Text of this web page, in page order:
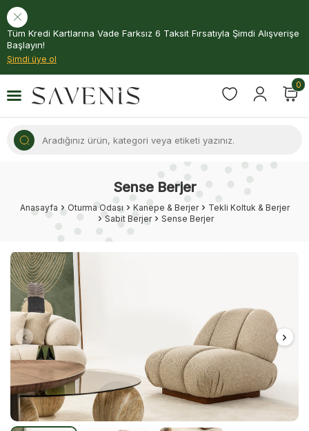
Tüm Kredi Kartlarına Vade Farksız 6 Taksit Fırsatıyla Şimdi Alışverişe
Başlayın!
Şimdi üye ol
0
Sense Berjer
Anasayfa Oturma Odası Kanepe & Berjer
Tekli Koltuk & Berjer
Sabit Berjer
Sense Berjer